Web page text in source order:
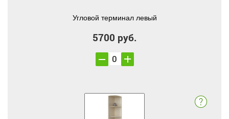
Угловой терминал левый
5700 руб.